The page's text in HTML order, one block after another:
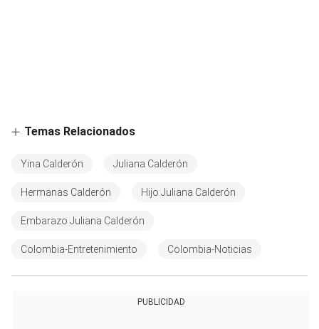
Temas Relacionados
Yina Calderón Juliana Calderón
Hermanas Calderón Hijo Juliana Calderón
Embarazo Juliana Calderón
Colombia-Entretenimiento Colombia-Noticias
PUBLICIDAD